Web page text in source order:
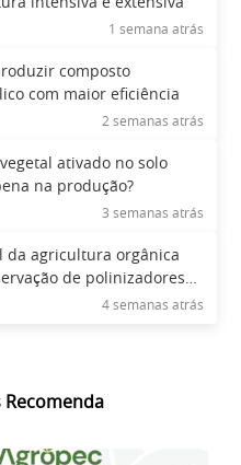
intensiva e extensiva
1 semana atrás
composto
com maior eficiência
2 semanas atrás
ativado no solo
na produção?
3 semanas atrás
da agricultura orgânica
de polinizadores
4 semanas atrás
Recomenda